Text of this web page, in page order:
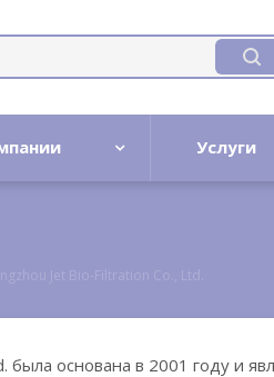
Услуги
была основана в 2001 году и